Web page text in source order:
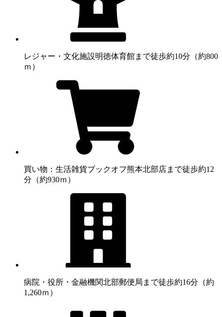
レジャー・文化施設明徳体育館まで徒歩約10分（約800
ｍ）
買い物：生活雑貨ブックオフ熊本北部店まで徒歩約12
分（約930ｍ）
病院・役所・金融機関北部郵便局まで徒歩約16分（約
1,260ｍ）